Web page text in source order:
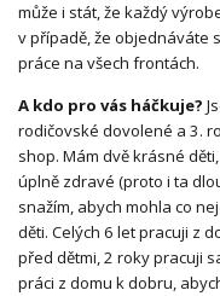
může i stát, že každý
v případě, že objednáváte
práce na všech frontách.
A kdo pro vás háčkuje?
rodičovské dovolené a 3.
shop. Mám dvě krásné
úplně zdravé (proto i ta
snažím, abych mohla co
děti. Celých 6 let pracuji z
před dětmi, 2 roky pracuji
práci z domu k dobru,